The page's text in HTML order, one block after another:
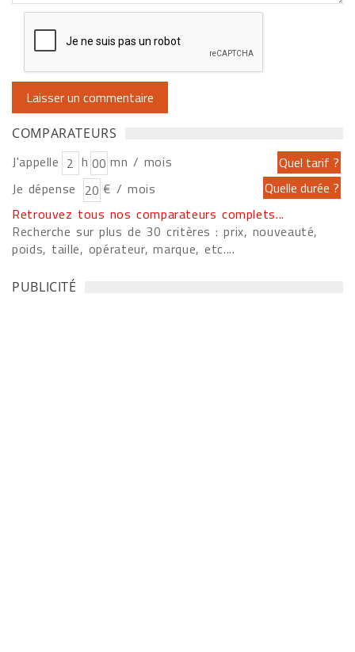
COMPARATEURS
J'appelle h
mn / mois
Je dépense
€ / mois
Retrouvez tous nos comparateurs complets...
Recherche sur plus de 30 critères : prix, nouveauté,
poids, taille, opérateur, marque, etc....
PUBLICITÉ